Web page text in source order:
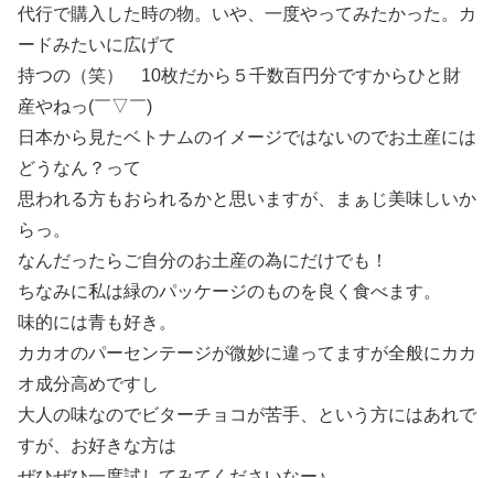
代行で購入した時の物。いや、一度やってみたかった。カ
ードみたいに広げて
持つの（笑） 10枚だから５千数百円分ですからひと財
産やねっ(￣▽￣)
日本から見たベトナムのイメージではないのでお土産には
どうなん？って
思われる方もおられるかと思いますが、まぁじ美味しいか
らっ。
なんだったらご自分のお土産の為にだけでも！
ちなみに私は緑のパッケージのものを良く食べます。
味的には青も好き。
カカオのパーセンテージが微妙に違ってますが全般にカカ
オ成分高めですし
大人の味なのでビターチョコが苦手、という方にはあれで
すが、お好きな方は